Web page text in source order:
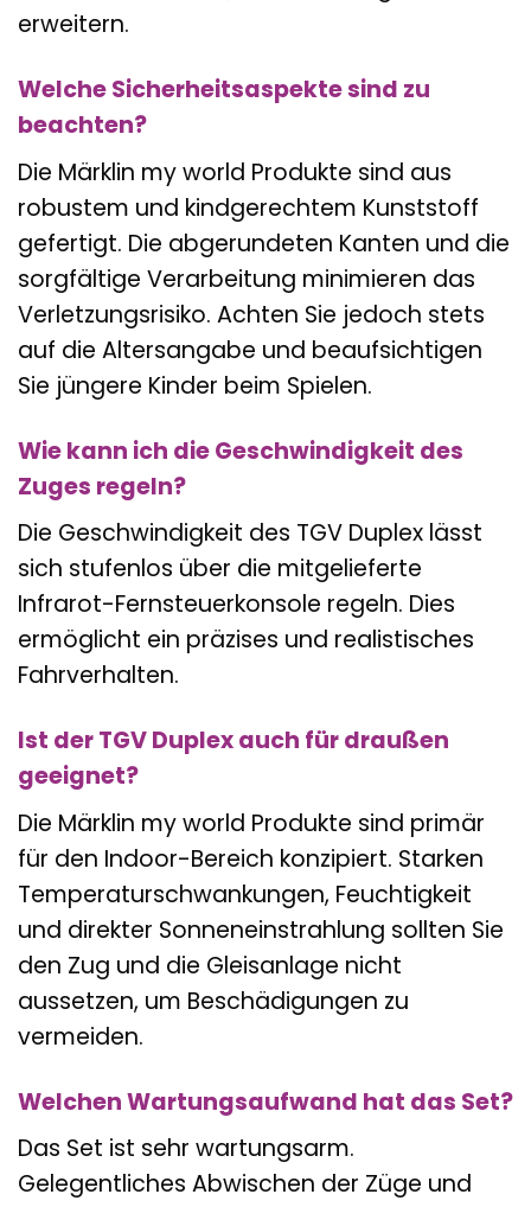
erweitern.
Welche Sicherheitsaspekte sind zu
beachten?
Die Märklin my world Produkte sind aus
robustem und kindgerechtem Kunststoff
gefertigt. Die abgerundeten Kanten und die
sorgfältige Verarbeitung minimieren das
Verletzungsrisiko. Achten Sie jedoch stets
auf die Altersangabe und beaufsichtigen
Sie jüngere Kinder beim Spielen.
Wie kann ich die Geschwindigkeit des
Zuges regeln?
Die Geschwindigkeit des TGV Duplex lässt
sich stufenlos über die mitgelieferte
Infrarot-Fernsteuerkonsole regeln. Dies
ermöglicht ein präzises und realistisches
Fahrverhalten.
Ist der TGV Duplex auch für draußen
geeignet?
Die Märklin my world Produkte sind primär
für den Indoor-Bereich konzipiert. Starken
Temperaturschwankungen, Feuchtigkeit
und direkter Sonneneinstrahlung sollten Sie
den Zug und die Gleisanlage nicht
aussetzen, um Beschädigungen zu
vermeiden.
Welchen Wartungsaufwand hat das Set?
Das Set ist sehr wartungsarm.
Gelegentliches Abwischen der Züge und